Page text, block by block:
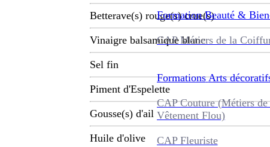
Formation Beauté &
CAP Métiers de la
Formations Arts
CAP Couture (Métiers
Vêtement Flou)
CAP Fleuriste
Betterave(s) rouge(s) crue(s)
Vinaigre balsamique blanc
Sel fin
Piment d'Espelette
Gousse(s) d'ail
Huile d'olive